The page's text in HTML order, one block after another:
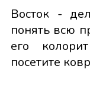
Восток -
понять всю
его
посетите